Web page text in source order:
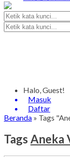
Halo, Guest!
Masuk
Daftar
Beranda » Tags
Tags Aneka